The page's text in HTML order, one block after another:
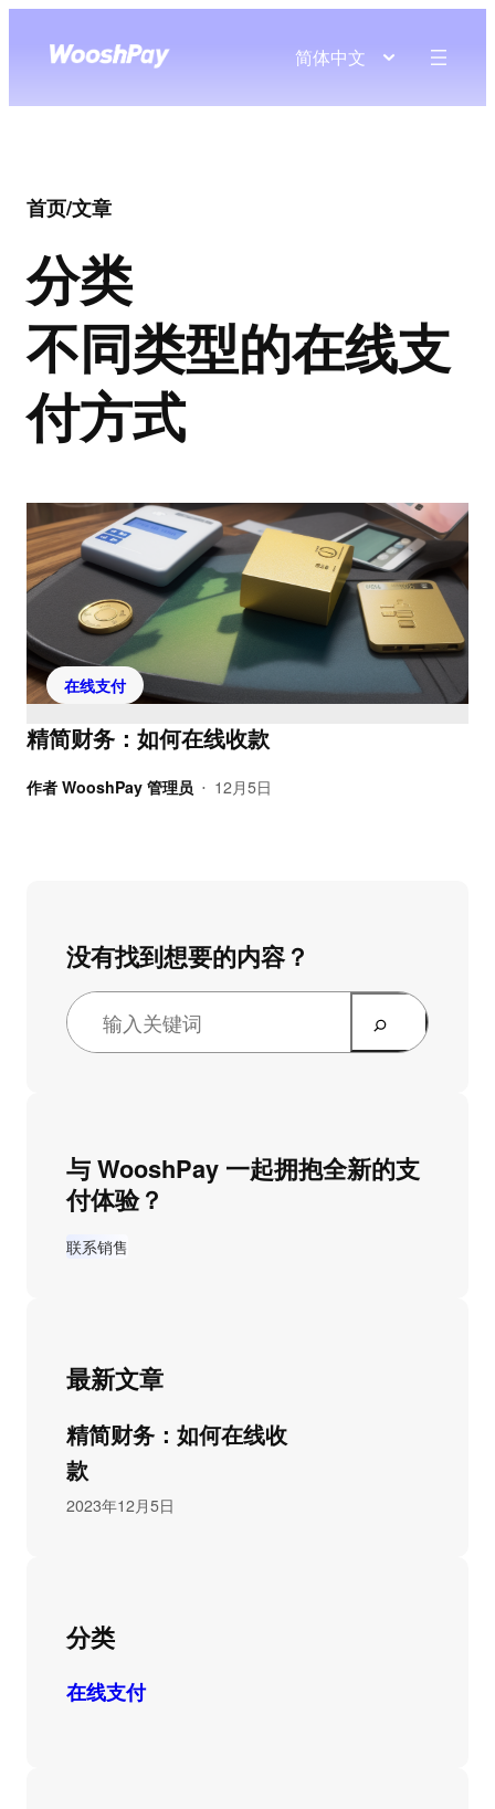
简体中文
首页/文章
分类
不同类型的在线支
付方式
在线支付
精简财务：如何在线收款
作者 WooshPay 管理员 • 12月5日
没有找到想要的内容？
与 WooshPay 一起拥抱全新的支
付体验？
联系销售
最新文章
精简财务：如何在线收
款
2023年12月5日
分类
在线支付